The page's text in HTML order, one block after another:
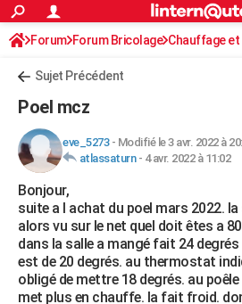
ACTUALITÉS
Politique
Société
Faits Divers
Education
Monde
Villes
+
FINANCE
Retraite
Impôts
Epargne
Immobilier
Risques naturels par ville
Banque
Assurance
Crédit
AUTO
Essais
Réserver un essai
Citadines
Berlines
SUV
Forum auto
+HIGH-TECH
Mobiles
Meilleur smartphone
Internet
Ordinateurs
Jeux vidéo
Guide high-tech
+BRICOLAGE
Forum
Aménagement intérieur
Extérieur
Cuisine
Salle de bains
Jardinage
Rangement
WEEK-END
S'inscrire
Connexion
Forum Forum Bricolage Chauffage
Sujet Précédent
Poel mcz
eve_5273- Modifié le 3 avr. 2022 à
atlassaturn- 4 avr. 2022 à 11:02
Bonjour,
suite a l achat du poel mars 2022.
alors vu sur le net quel doit êtes a
dans la salle a mangé fait 24 degrés
est de 20 degrés. au thermostat
obligé de mettre 18 degrés. au poêle
met plus en chauffe. la fait froid.